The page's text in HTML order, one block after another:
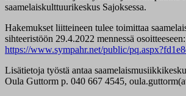
saamelaiskulttuurikeskus Sajoksessa.
Hakemukset liitteineen tulee toimittaa
sihteeristöön 29.4.2022 mennessä osoitteeseen:
https://www.sympahr.net/public/
Lisätietoja työstä antaa
Oula Guttorm p. 040 667 4545,